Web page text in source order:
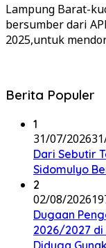
Lampung Barat-
bersumber dari
2025,untuk
Berita Populer
1
31/07/2026
Dari Sebutir
Sidomulyo
2
02/08/2026
Dugaan
2026/2027 di